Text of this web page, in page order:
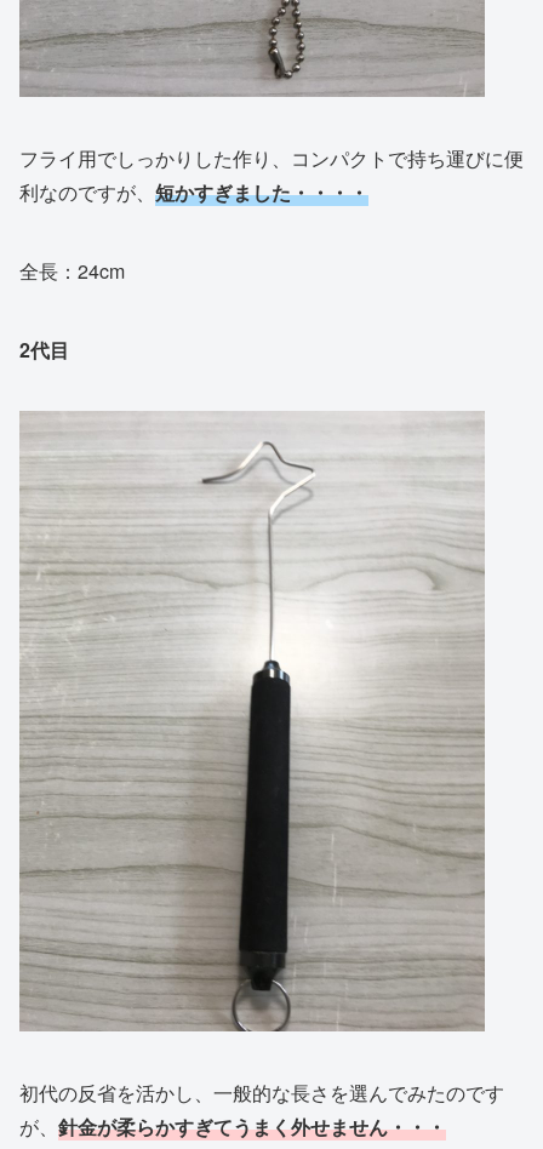
フライ用でしっかりした作り、コンパクトで持ち運びに便
利なのですが、 短かすぎました・・・・
全長：24cm
2代目
初代の反省を活かし、一般的な長さを選んでみたのです
が、 針金が柔らかすぎてうまく外せません・・・